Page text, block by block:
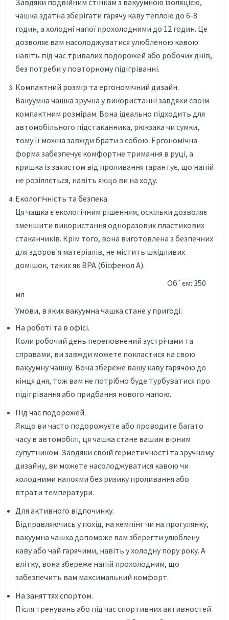
чашка здатна зберігати гарячу каву теплою до 6-8
годин, а холодні напої прохолодними до 12 годин. Це
дозволяє вам насолоджуватися улюбленою кавою
навіть під час тривалих подорожей або робочих днів,
без потреби у повторному підігріванні.
Компактний розмір та ергономічний дизайн.
Вакуумна чашка зручна у використанні завдяки своїм
компактним розмірам. Вона ідеально підходить для
автомобільного підстаканника, рюкзака чи сумки,
тому її можна завжди брати з собою. Ергономічна
форма забезпечує комфортне тримання в руці, а
кришка із захистом від проливання гарантує, що напій
не розіллється, навіть якщо ви на ходу.
Екологічність та безпека.
Ця чашка є екологічним рішенням, оскільки дозволяє
зменшити використання одноразових пластикових
стаканчиків. Крім того, вона виготовлена з безпечних
для здоров'я матеріалів, не містить шкідливих
домішок, таких як BPA (бісфенол А).
Об`єм: 350
мл
Умови, в яких вакуумна чашка стане у пригоді:
На роботі та в офісі.
Коли робочий день переповнений зустрічами та
справами, ви завжди можете покластися на свою
вакуумну чашку. Вона збереже вашу каву гарячою до
кінця дня, тож вам не потрібно буде турбуватися про
підігрівання або придбання нового напою.
Під час подорожей.
Якщо ви часто подорожуєте або проводите багато
часу в автомобілі, ця чашка стане вашим вірним
супутником. Завдяки своїй герметичності та зручному
дизайну, ви можете насолоджуватися кавою чи
холодними напоями без ризику проливання або
втрати температури.
Для активного відпочинку.
Відправляючись у похід, на кемпінг чи на прогулянку,
вакуумна чашка допоможе вам зберегти улюблену
каву або чай гарячими, навіть у холодну пору року. А
влітку, вона збереже напій прохолодним, що
забезпечить вам максимальний комфорт.
На заняттях спортом.
Після тренувань або під час спортивних активностей